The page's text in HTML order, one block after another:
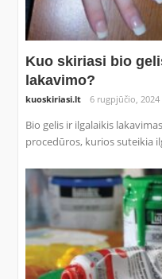
Kuo skiriasi bio
lakavimo?
kuoskiriasi.lt 6 rugpjūčio, 2024
Bio gelis ir ilgalaikis
procedūros, kurios suteikia